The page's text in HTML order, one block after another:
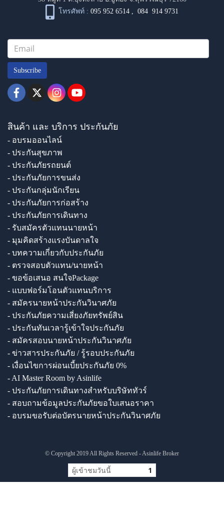
โทรศัพท์ : 095 952 6514 ,084 914 9731
Subscribe
สินค้า และ บริการ ประกันภัย
- อบรมออนไลน์
- ประกันสุขภาพ
- ประกันภัยรถยนต์
- ประกันภัยการขนส่ง
- ประกันกลุ่มนักเรียน
- ประกันภัยการก่อสร้าง
- ประกันภัยการเดินทาง
- รับสมัครตัวแทนนายหน้า
- มุมคิดสร้างแรงบันดาลใจ
- บทความเกี่ยวกับประกันภัย
- ตรวจสอบตัวแทน/นายหน้า
- ขอข้อเสนอ สนใจPackage
- แบบฟอร์มโอนตัวแทนบริการ
- สมัครนายหน้าประกันวินาศภัย
- ประกันภัยความเสี่ยงภัยทรัพย์สิน
- ประกันทันเวลารู้เข้าใจประกันภัย
- สมัครสอบนายหน้าประกันวินาศภัย
- ข่าวสารประกันภัย / รู้รอบประกันภัย
- เงื่อนไขการผ่อนเบี้ยประกันภัย 0%
- AI Master Room by Asinlife
- ประกันภัยการเดินทางสำหรับบริษัททัวร์
- สอบถามข้อมูลประกันภัยขอใบเสนอราคา
- อบรมขอรับต่อบัตรนายหน้าประกันวินาศภัย
© Copyright 2019 All Rights Reserved - Asinlife Broker
ผู้เข้าชมวันนี้ 1